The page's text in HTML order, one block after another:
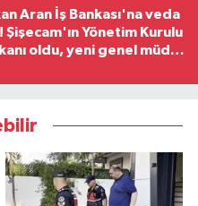
Aran İş Bankası'na veda
Yönetim Kurulu
oldu, yeni genel müdür